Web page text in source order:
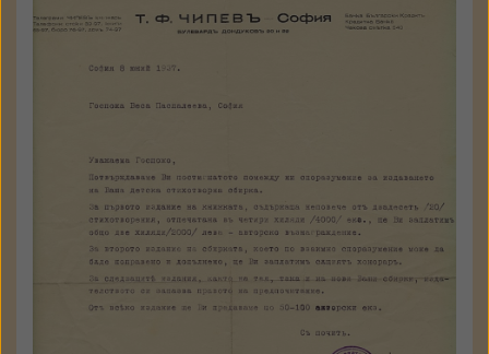
литературен музей
ГАЛЕРИЯ